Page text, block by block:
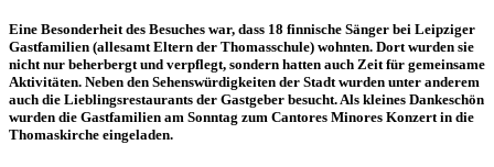
Eine Besonderheit des Besuches war, dass 18 finnische Sänger bei Leipziger
Gastfamilien (allesamt Eltern der Thomasschule) wohnten. Dort wurden sie
nicht nur beherbergt und verpflegt, sondern hatten auch Zeit für gemeinsame
Aktivitäten. Neben den Sehenswürdigkeiten der Stadt wurden unter anderem
auch die Lieblingsrestaurants der Gastgeber besucht. Als kleines Dankeschön
wurden die Gastfamilien am Sonntag zum Cantores Minores Konzert in die
Thomaskirche eingeladen.